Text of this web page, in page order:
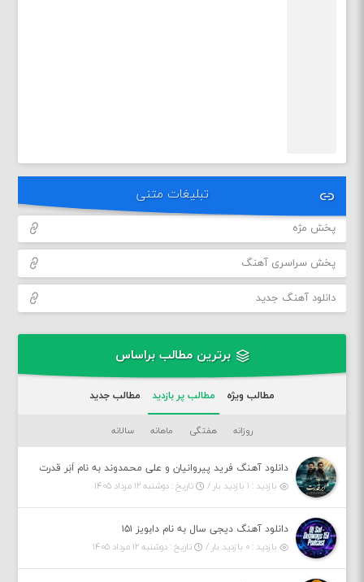
تبلیغات متنی
پخش مژه
پخش سراسری آهنگ
دانلود آهنگ جدید
برترین مطالب براساس
مطالب ویژه مطالب پر بازدید مطالب جدید
روزانه هفتگی ماهانه سالانه
دانلود آهنگ فرید پیروانیان و علی محمدوند به نام اَبَر قدرت
بازدید : ۱ بازدید بار /
تاریخ : دوشنبه ۱۲ مرداد ۱۴۰۵
دانلود آهنگ دیجی سال به نام دابویز ۱۵۱
بازدید : ۰ بازدید بار /
تاریخ : دوشنبه ۱۲ مرداد ۱۴۰۵